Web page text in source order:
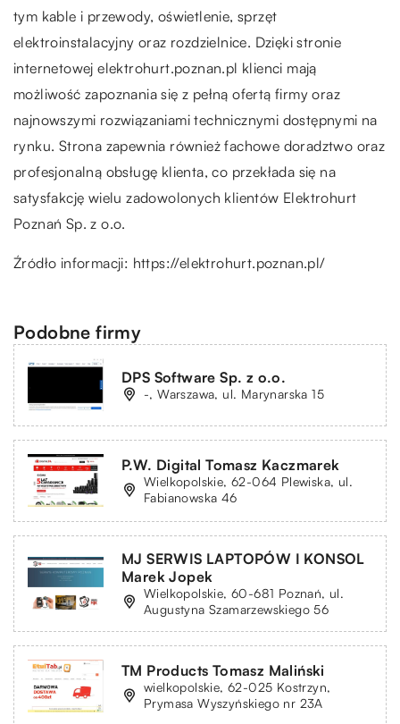
tym kable i przewody, oświetlenie, sprzęt
elektroinstalacyjny oraz rozdzielnice. Dzięki stronie
internetowej elektrohurt.poznan.pl klienci mają
możliwość zapoznania się z pełną ofertą firmy oraz
najnowszymi rozwiązaniami technicznymi dostępnymi na
rynku. Strona zapewnia również fachowe doradztwo oraz
profesjonalną obsługę klienta, co przekłada się na
satysfakcję wielu zadowolonych klientów Elektrohurt
Poznań Sp. z o.o.
Źródło informacji: https://elektrohurt.poznan.pl/
Podobne firmy
DPS Software Sp. z o.o.
-, Warszawa, ul. Marynarska 15
P.W. Digital Tomasz Kaczmarek
Wielkopolskie, 62-064 Plewiska, ul.
Fabianowska 46
MJ SERWIS LAPTOPÓW I KONSOL
Marek Jopek
Wielkopolskie, 60-681 Poznań, ul.
Augustyna Szamarzewskiego 56
TM Products Tomasz Maliński
wielkopolskie, 62-025 Kostrzyn,
Prymasa Wyszyńskiego nr 23A